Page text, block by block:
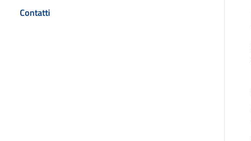
Contatti